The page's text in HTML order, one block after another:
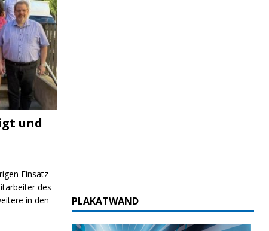
und
Einsatz
des
in den
PLAKATWAND